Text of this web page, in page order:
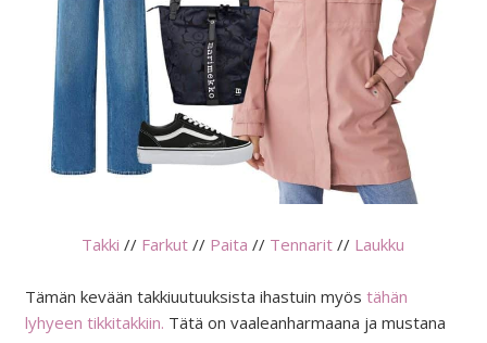
Takki // Farkut // Paita // Tennarit// Laukku
Tämän kevään takkiuutuuksista ihastuin myös tähän
lyhyeen tikkitakkiin. Tätä on vaaleanharmaana ja mustana